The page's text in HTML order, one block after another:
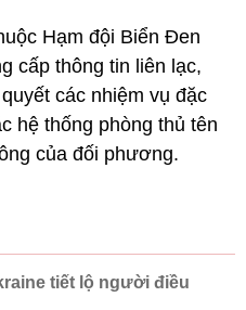
Hạm đội Biển Đen
cấp thông tin liên lạc,
các nhiệm vụ đặc
hệ thống phòng thủ tên
của đối phương.
tiết lộ người điều